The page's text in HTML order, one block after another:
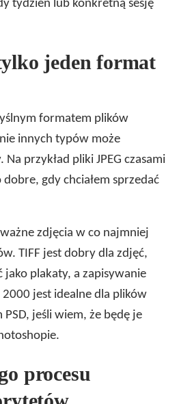
tydzień lub konkretną sesję
jeden format
formatem plików
innych typów może
przykład pliki JPEG czasami
gdy chciałem sprzedać
zdjęcia w co najmniej
TIFF jest dobry dla zdjęć,
jako plakaty, a zapisywanie
2000 jest idealne dla plików
jeśli wiem, że będę je
procesu